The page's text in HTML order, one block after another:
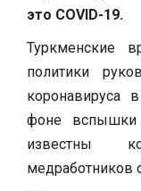
это COVID-19.
Туркменские
политики
коронавируса
фоне вспышки
известны
медработников